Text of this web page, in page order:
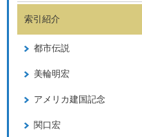
索引紹介
都市伝説
美輪明宏
アメリカ建国記念
関口宏